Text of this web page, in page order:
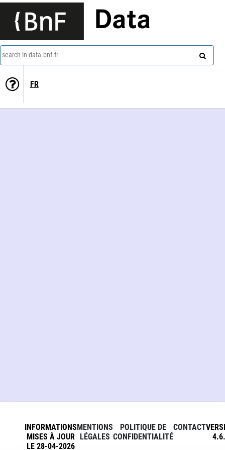
Data
search in data.bnf.fr
FR
INFORMATIONS
MISES À JOUR
LE 28-04-2026
MENTIONS
LÉGALES
POLITIQUE DE
CONFIDENTIALITÉ
CONTACT